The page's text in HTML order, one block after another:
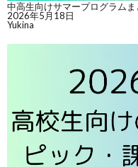
中高生向けサマープログラムま
2026年5月18日
Yukina